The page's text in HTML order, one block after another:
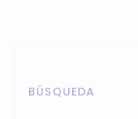
BÚSQUEDA